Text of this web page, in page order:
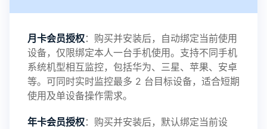
鲸监控存在的问题与所需的更多功能，华鲸手机监
控将持续为您创造更优秀的监控APP
月卡会员授权：购买并安装后，自动绑定当前使用
设备，仅限绑定本人一台手机使用。支持不同手机
系统机型相互监控，包括华为、三星、苹果、安卓
等。可同时实时监控最多 2 台目标设备，适合短期
使用及单设备操作需求。
年卡会员授权：购买并安装后，默认绑定当前设